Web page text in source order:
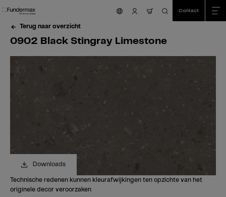
sr.skip-to.main-content
sr.skip-to.table-of-contents
sr.skip-to.main-navigation
nav.cart.item.count
Contact
Terug naar overzicht
0902 Black Stingray Limestone
Downloads
Technische redenen kunnen kleurafwijkingen ten opzichte van het
originele decor veroorzaken